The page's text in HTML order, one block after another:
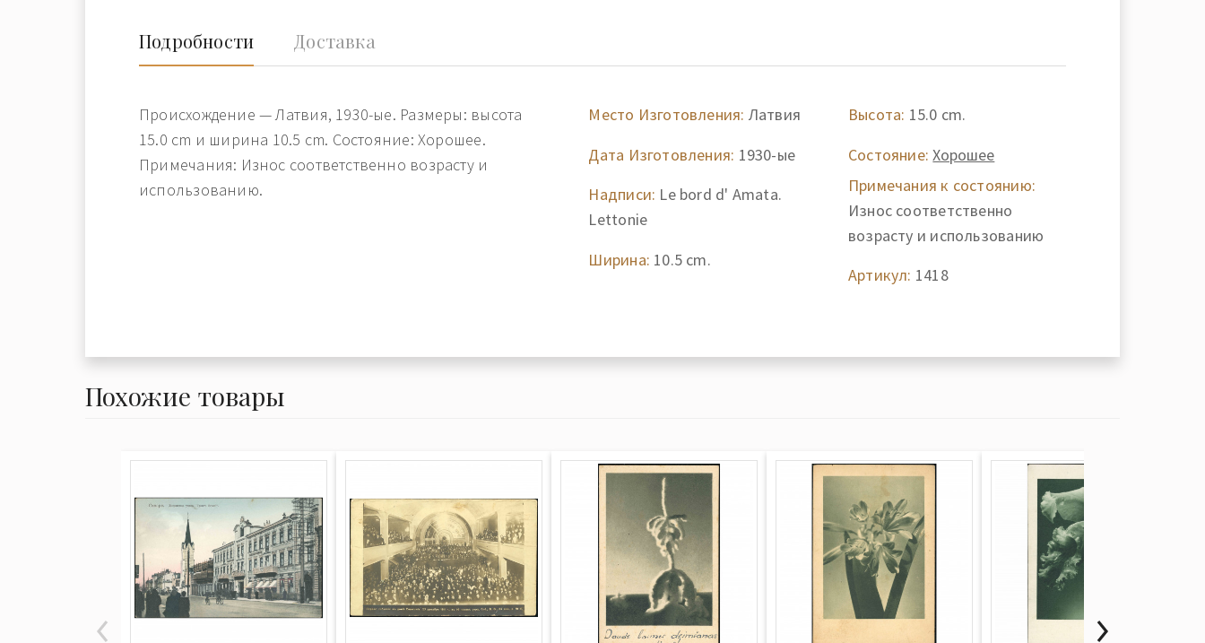
Подробности Доставка
Происхождение — Латвия, 1930-ые. Размеры: высота
15.0 cm и ширина 10.5 cm. Состояние: Хорошее.
Примечания: Износ соответственно возрасту и
использованию.
Место Изготовления: Латвия
Дата Изготовления: 1930-ые
Надписи: Le bord d' Amata.
Lettonie
Ширина: 10.5 cm.
Высота: 15.0 cm.
Состояние: Хорошее
Примечания к состоянию:
Износ соответственно
возрасту и использованию
Артикул: 1418
Похожие товары